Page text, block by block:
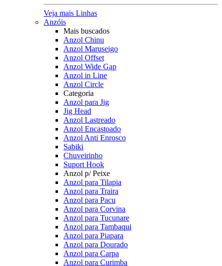
Veja mais Linhas
Anzóis
Mais buscados
Anzol Chinu
Anzol Maruseigo
Anzol Offset
Anzol Wide Gap
Anzol in Line
Anzol Circle
Categoria
Anzol para Jig
Jig Head
Anzol Lastreado
Anzol Encastoado
Anzol Anti Enrosco
Sabiki
Chuveirinho
Suport Hook
Anzol p/ Peixe
Anzol para Tilapia
Anzol para Traira
Anzol para Pacu
Anzol para Corvina
Anzol para Tucunare
Anzol para Tambaqui
Anzol para Piapara
Anzol para Dourado
Anzol para Carpa
Anzol para Curimba